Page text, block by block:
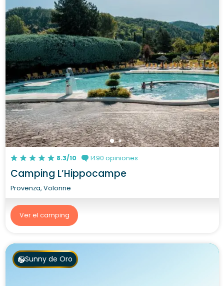
8.3/10 1490 opiniones
Camping L’Hippocampe
Provenza, Volonne
Ver el camping
Sunny de Oro